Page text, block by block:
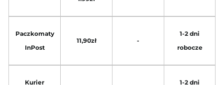
Paczkomaty
InPost
11,90zł -
1-2 dni
robocze
Kurier 1-2 dni